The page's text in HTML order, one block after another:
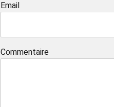
Email
Commentaire